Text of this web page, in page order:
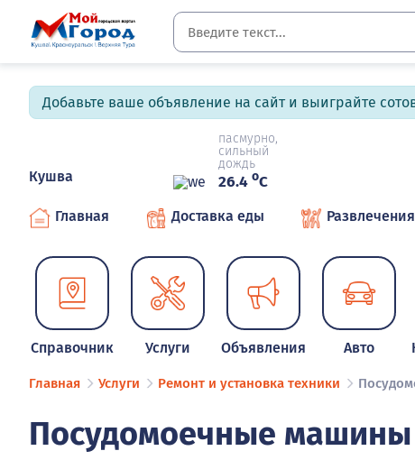
Добавьте ваше объявление на сайт и выиграйте
Кушва
пасмурно,
сильный
дождь
26.4 oC
Главная Доставка еды Развлечения
Справочник Услуги Объявления Авто
Главная Услуги Ремонт и установка техники
Посудомоечные машины